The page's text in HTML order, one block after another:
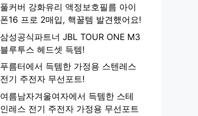
풀커버 강화유리 액정보호필름 아이
폰16 프로 2매입, 핵꿀템 발견했어요!
삼성공식파트너 JBL TOUR ONE M3
블루투스 헤드셋 득템!
푸름터에서 득템한 가정용 스텐레스
전기 주전자 무선포트!
여름남자겨울여자에서 득템한 스테
인레스 전기 주전자 가정용 무선포트